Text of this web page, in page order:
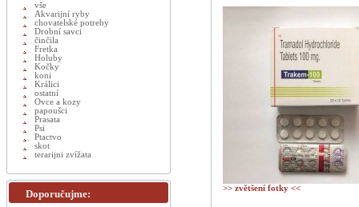
>> zvětšení fotky <<
vše
Akvarijní ryby
chovatelské potreby
Drobní savci
činčila
Fretka
Holuby
Kočky
koni
Králici
ostatní
Ovce a kozy
papoušci
Prasata
Psi
Ptactvo
skot
terarijni zvížata
Doporučujme: